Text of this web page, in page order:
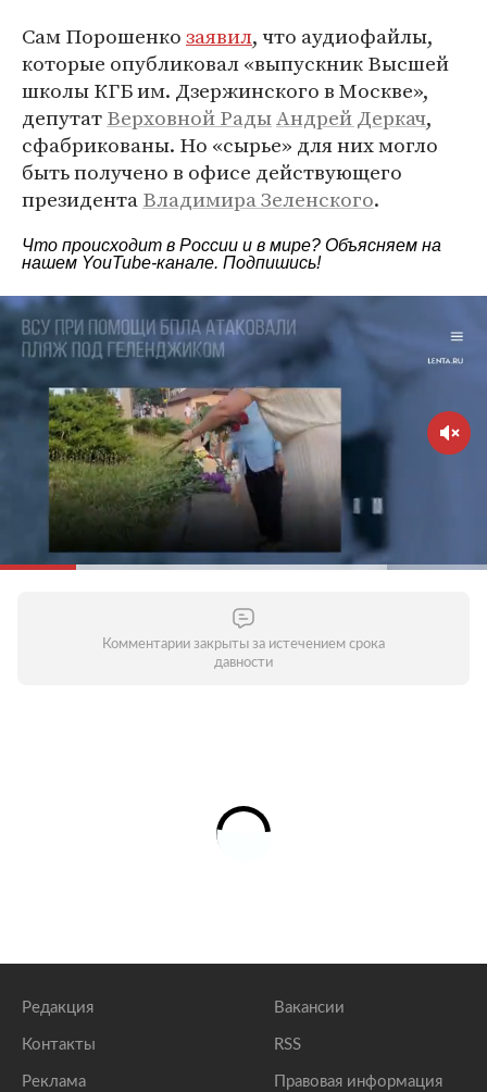
Сам Порошенкозаявил, что аудиофайлы,
которые опубликовал «выпускник Высшей
школы КГБ им. Дзержинского в Москве»,
депутатВерховной РадыАндрей Деркач,
сфабрикованы. Но «сырье» для них могло
быть получено в офисе действующего
президентаВладимира Зеленского.
Что происходит в России и в мире? Объясняем на
нашем YouTube-канале. Подпишись!
Комментарии закрыты за истечением срока
давности
Редакция
Контакты
Реклама
Вакансии
RSS
Правовая информация